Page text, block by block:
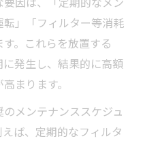
」「フィルター等消耗
。これらを放置する
発生し、結果的に高額
まります。
メンテナンススケジュ
ば、定期的なフィルタ